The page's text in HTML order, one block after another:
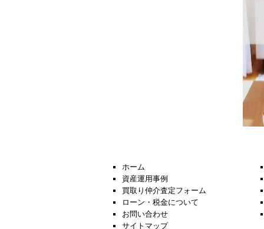
ホーム
資産運用事例
買取り仲介査定フォーム
ローン・税金について
お問い合わせ
サイトマップ